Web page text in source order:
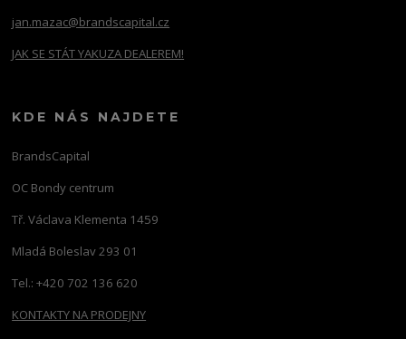
jan.mazac@brandscapital.cz
JAK SE STÁT YAKUZA DEALEREM!
KDE NÁS NAJDETE
BrandsCapital
OC Bondy centrum
Tř. Václava Klementa 1459
Mladá Boleslav 293 01
Tel.: +420 702 136 620
KONTAKTY NA PRODEJNY